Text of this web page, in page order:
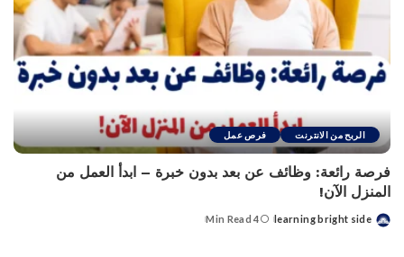
الربح من الانترنت فرص عمل
فرصة رائعة: وظائف عن بعد بدون خبرة – ابدأ العمل من
المنزل الآن!
Posted
learning bright side
4 Min Read